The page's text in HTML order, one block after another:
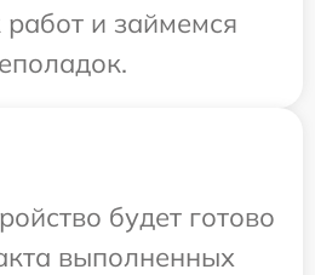
работ и займемся
будет готово
выполненных